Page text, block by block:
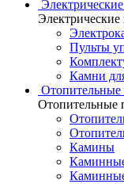
Электрические
Пульты
Камни
Отопительные
Камины